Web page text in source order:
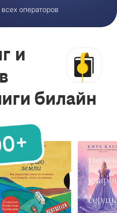
операторов
и
билайн